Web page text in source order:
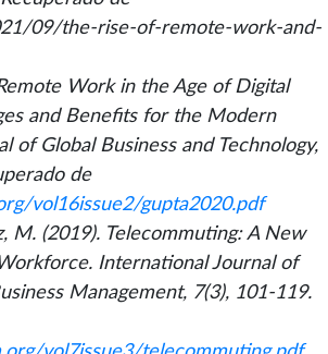
09/the-rise-of-remote-work-and-
Work in the Age of Digital
and Benefits for the Modern
of Global Business and Technology,
de
vol16issue2/gupta2020.pdf
M. (2019). Telecommuting: A New
International Journal of
Management, 7(3), 101-119.